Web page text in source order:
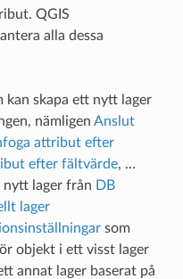
QGIS
alla dessa
kan skapa ett nytt lager
nämligen Anslut
attribut efter
efter fältvärde, …
lager från DB
lager
som
objekt i ett visst lager
annat lager baserat på